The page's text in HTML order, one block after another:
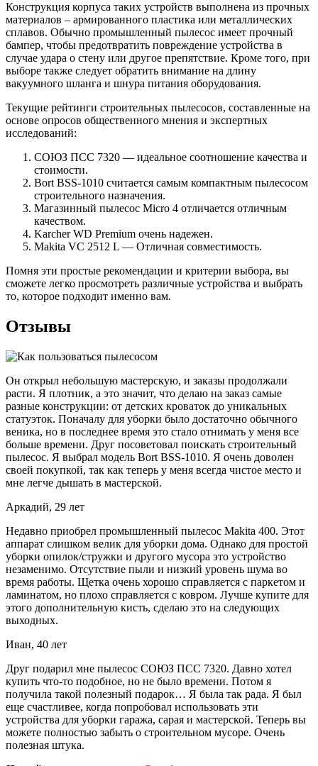
Конструкция корпуса таких устройств выполнена из прочных
материалов – армированного пластика или металлических
сплавов. Обычно промышленный пылесос имеет прочный
бампер, чтобы предотвратить повреждение устройства в
случае удара о стену или другое препятствие. Кроме того, при
выборе также следует обратить внимание на длину
вакуумного шланга и шнура питания оборудования.
Текущие рейтинги строительных пылесосов, составленные на
основе опросов общественного мнения и экспертных
исследований:
СОЮЗ ПСС 7320 — идеальное соотношение качества и
стоимости.
Bort BSS-1010 считается самым компактным пылесосом
строительного назначения.
Магазинный пылесос Micro 4 отличается отличным
качеством.
Karcher WD Premium очень надежен.
Makita VC 2512 L — Отличная совместимость.
Помня эти простые рекомендации и критерии выбора, вы
сможете легко просмотреть различные устройства и выбрать
то, которое подходит именно вам.
Отзывы
Он открыл небольшую мастерскую, и заказы продолжали
расти. Я плотник, а это значит, что делаю на заказ самые
разные конструкции: от детских кроваток до уникальных
статуэток. Поначалу для уборки было достаточно обычного
веника, но в последнее время это стало отнимать у меня все
больше времени. Друг посоветовал поискать строительный
пылесос. Я выбрал модель Bort BSS-1010. Я очень доволен
своей покупкой, так как теперь у меня всегда чистое место и
мне легче дышать в мастерской.
Аркадий, 29 лет
Недавно приобрел промышленный пылесос Makita 400. Этот
аппарат слишком велик для уборки дома. Однако для простой
уборки опилок/стружки и другого мусора это устройство
незаменимо. Отсутствие пыли и низкий уровень шума во
время работы. Щетка очень хорошо справляется с паркетом и
ламинатом, но плохо справляется с ковром. Лучше купите для
этого дополнительную кисть, сделаю это на следующих
выходных.
Иван, 40 лет
Друг подарил мне пылесос СОЮЗ ПСС 7320. Давно хотел
купить что-то подобное, но не было времени. Потом я
получила такой полезный подарок… Я была так рада. Я был
еще счастливее, когда попробовал использовать эти
устройства для уборки гаража, сарая и мастерской. Теперь вы
можете полностью забыть о строительном мусоре. Очень
полезная штука.